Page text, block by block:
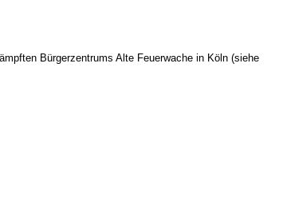
Bürgerzentrums Alte Feuerwache in Köln (siehe